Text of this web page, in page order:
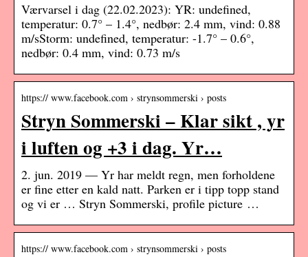
Værvarsel i dag (22.02.2023): YR: undefined,
temperatur: 0.7° – 1.4°, nedbør: 2.4 mm, vind: 0.88
m/sStorm: undefined, temperatur: -1.7° – 0.6°,
nedbør: 0.4 mm, vind: 0.73 m/s
https:// www.facebook.com › strynsommerski › posts
Stryn Sommerski – Klar sikt , yr
i luften og +3 i dag. Yr…
2. jun. 2019 — Yr har meldt regn, men forholdene
er fine etter en kald natt. Parken er i tipp topp stand
og vi er … Stryn Sommerski, profile picture …
https:// www.facebook.com › strynsommerski › posts